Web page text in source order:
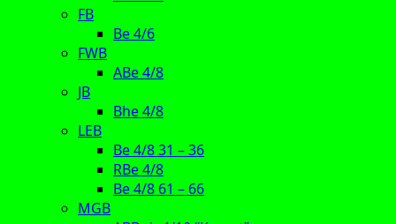
FB
Be 4/6
FWB
ABe 4/8
JB
Bhe 4/8
LEB
Be 4/8 31 – 36
RBe 4/8
Be 4/8 61 – 66
MGB